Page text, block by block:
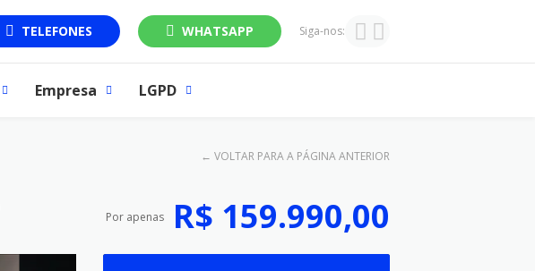
TELEFONES WHATSAPP Siga-nos:
Empresa LGPD
← VOLTAR PARA A PÁGINA ANTERIOR
Por apenas R$ 159.990,00